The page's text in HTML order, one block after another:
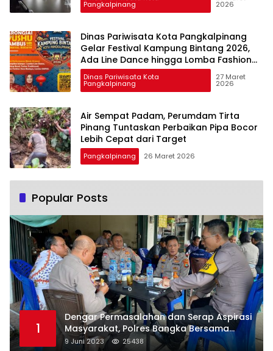
Pangkalpinang 2026
Dinas Pariwisata Kota Pangkalpinang
Gelar Festival Kampung Bintang 2026,
Ada Line Dance hingga Lomba Fashion
Show
Dinas Pariwisata Kota
Pangkalpinang
27 Maret
2026
Air Sempat Padam, Perumdam Tirta
Pinang Tuntaskan Perbaikan Pipa Bocor
Lebih Cepat dari Target
Pangkalpinang 26 Maret 2026
Popular Posts
1
Dengar Permasalahan dan Serap Aspirasi
Masyarakat, Polres Bangka Bersama
Polsek Pemali Rutin Gelar Jumat Curhat
9 Juni 2023 25438